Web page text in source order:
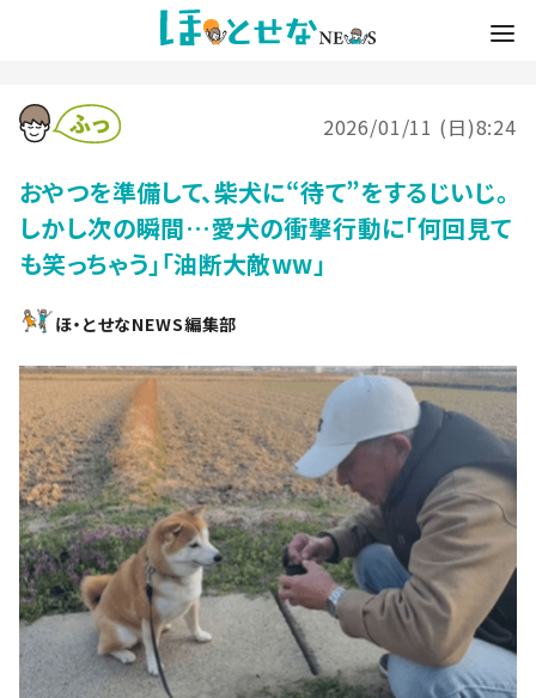
2026/01/11 (日)8:24
おやつを準備して、柴犬に“待て”をするじいじ。
しかし次の瞬間…愛犬の衝撃行動に「何回見て
も笑っちゃう」「油断大敵ww」
ほ・とせなNEWS編集部